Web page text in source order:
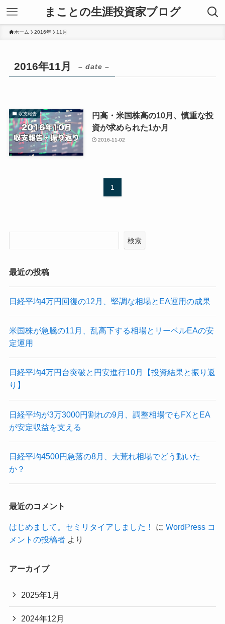
まことの生涯投資家ブログ
ホーム 2016年 11月
2016年11月 – date –
収支報告
円高・米国株高の10月、慎重な投
資が求められた1か月
2016-11-02
1
検索
最近の投稿
日経平均4万円回復の12月、堅調な相場とEA運用の成果
米国株が急騰の11月、乱高下する相場とリーベルEAの安
定運用
日経平均4万円台突破と円安進行10月【投資結果と振り返
り】
日経平均が3万3000円割れの9月、調整相場でもFXとEA
が安定収益を支える
日経平均4500円急落の8月、大荒れ相場でどう動いた
か？
最近のコメント
はじめまして。セミリタイアしました！ に WordPress コ
メントの投稿者より
アーカイブ
2025年1月
2024年12月